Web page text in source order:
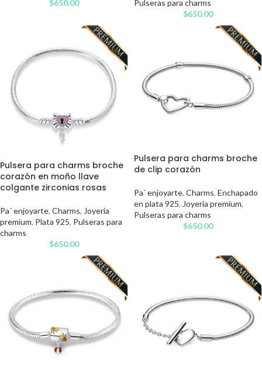
$650.00
Pulseras para charms
$650.00
Pulsera para charms broche
corazón en moño llave
colgante zirconias rosas
Pa´ enjoyarte, Charms, Joyería
premium, Plata 925, Pulseras para
charms
$650.00
Pulsera para charms broche
de clip corazón
Pa´ enjoyarte, Charms, Enchapado
en plata 925, Joyería premium,
Pulseras para charms
$650.00